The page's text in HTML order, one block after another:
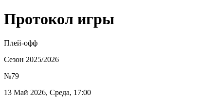
Протокол игры
Плей-офф
Сезон 2025/2026
№79
13 Май 2026, Среда, 17:00